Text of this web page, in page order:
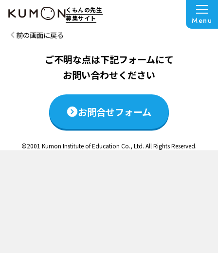
くもんの先生
募集サイト
Menu
この説明会は終了いたしました
前の画面に戻る
ご不明な点は下記フォームにて
お問い合わせください
お問合せフォーム
©2001 Kumon Institute of Education Co., Ltd. All Rights Reserved.